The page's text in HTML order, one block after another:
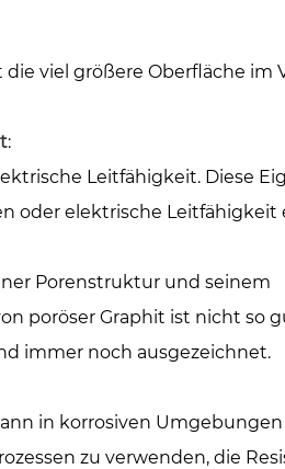
viel größere Oberfläche im
:
Leitfähigkeit. Diese
oder elektrische Leitfähigkeit
Porenstruktur und seinem
poröser Graphit ist nicht so
immer noch ausgezeichnet.
in korrosiven
zu verwenden, die